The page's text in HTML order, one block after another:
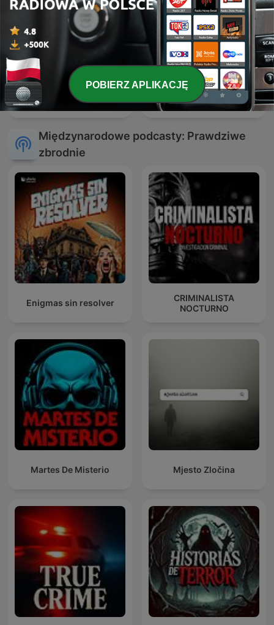
Czarne skrzynki
Laboratorium zbrodni.
Podcast Crazy Nauka
Międzynarodowe podcasty: Prawdziwe
zbrodnie
Enigmas sin resolver
CRIMINALISTA
NOCTURNO
Martes De Misterio Mjesto Zločina
POBIERZ APLIKACJĘ